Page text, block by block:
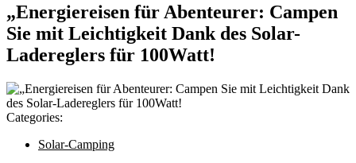
„Energiereisen für Abenteurer: Campen
Sie mit Leichtigkeit Dank des Solar-
Ladereglers für 100Watt!
Categories:
Solar-Camping